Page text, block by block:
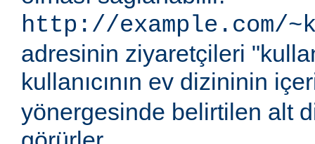
http://example.com/
adresinin ziyaretçileri
kullanıcının ev dizininin
yönergesinde belirtilen alt